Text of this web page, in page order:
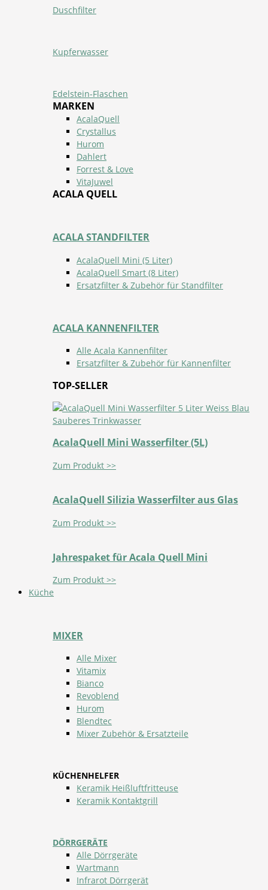
Duschfilter
Kupferwasser
Edelstein-Flaschen
MARKEN
AcalaQuell
Crystallus
Hurom
Dahlert
Forrest & Love
VitaJuwel
ACALA QUELL
ACALA STANDFILTER
AcalaQuell Mini (5 Liter)
AcalaQuell Smart (8 Liter)
Ersatzfilter & Zubehör für Standfilter
ACALA KANNENFILTER
Alle Acala Kannenfilter
Ersatzfilter & Zubehör für Kannenfilter
TOP-SELLER
AcalaQuell Mini Wasserfilter (5L)
Zum Produkt >>
AcalaQuell Silizia Wasserfilter aus Glas
Zum Produkt >>
Jahrespaket für Acala Quell Mini
Zum Produkt >>
Küche
MIXER
Alle Mixer
Vitamix
Bianco
Revoblend
Hurom
Blendtec
Mixer Zubehör & Ersatzteile
KÜCHENHELFER
Keramik Heißluftfritteuse
Keramik Kontaktgrill
DÖRRGERÄTE
Alle Dörrgeräte
Wartmann
Infrarot Dörrgerät